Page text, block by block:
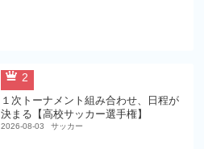
2
１次トーナメント組み合わせ、日程が
決まる【高校サッカー選手権】
2026-08-03 サッカー